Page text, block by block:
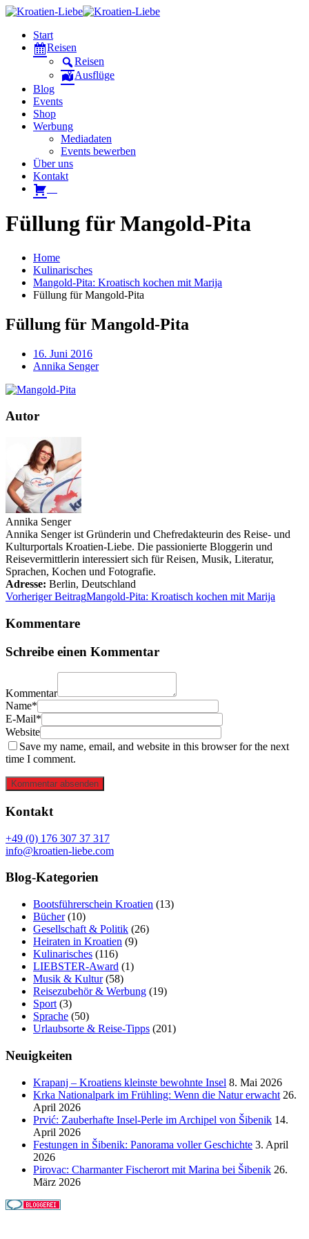
Start
Reisen
Reisen
Ausflüge
Blog
Events
Shop
Werbung
Mediadaten
Events bewerben
Über uns
Kontakt
Füllung für Mangold-Pita
Home
Kulinarisches
Mangold-Pita: Kroatisch kochen mit Marija
Füllung für Mangold-Pita
Füllung für Mangold-Pita
16. Juni 2016
Annika Senger
Autor
Annika Senger
Annika Senger ist Gründerin und Chefredakteurin des Reise- und
Kulturportals Kroatien-Liebe. Die passionierte Bloggerin und
Reisevermittlerin interessiert sich für Reisen, Musik, Literatur,
Sprachen, Kochen und Fotografie.
Adresse: Berlin, Deutschland
Vorheriger BeitragMangold-Pita: Kroatisch kochen mit Marija
Kommentare
Schreibe einen Kommentar
Kommentar
Name*
E-Mail*
Website
Save my name, email, and website in this browser for the next
time I comment.
Kommentar absenden
Kontakt
+49 (0) 176 307 37 317
info@kroatien-liebe.com
Blog-Kategorien
Bootsführerschein Kroatien (13)
Bücher(10)
Gesellschaft & Politik (26)
Heiraten in Kroatien (9)
Kulinarisches (116)
LIEBSTER-Award (1)
Musik & Kultur(58)
Reisezubehör & Werbung (19)
Sport (3)
Sprache (50)
Urlaubsorte & Reise-Tipps (201)
Neuigkeiten
Krapanj – Kroatiens kleinste bewohnte Insel 8. Mai 2026
Krka Nationalpark im Frühling: Wenn die Natur erwacht 26.
April 2026
Prvić: Zauberhafte Insel-Perle im Archipel von Šibenik 14.
April 2026
Festungen in Šibenik: Panorama voller Geschichte 3. April
2026
Pirovac: Charmanter Fischerort mit Marina bei Šibenik 26.
März 2026